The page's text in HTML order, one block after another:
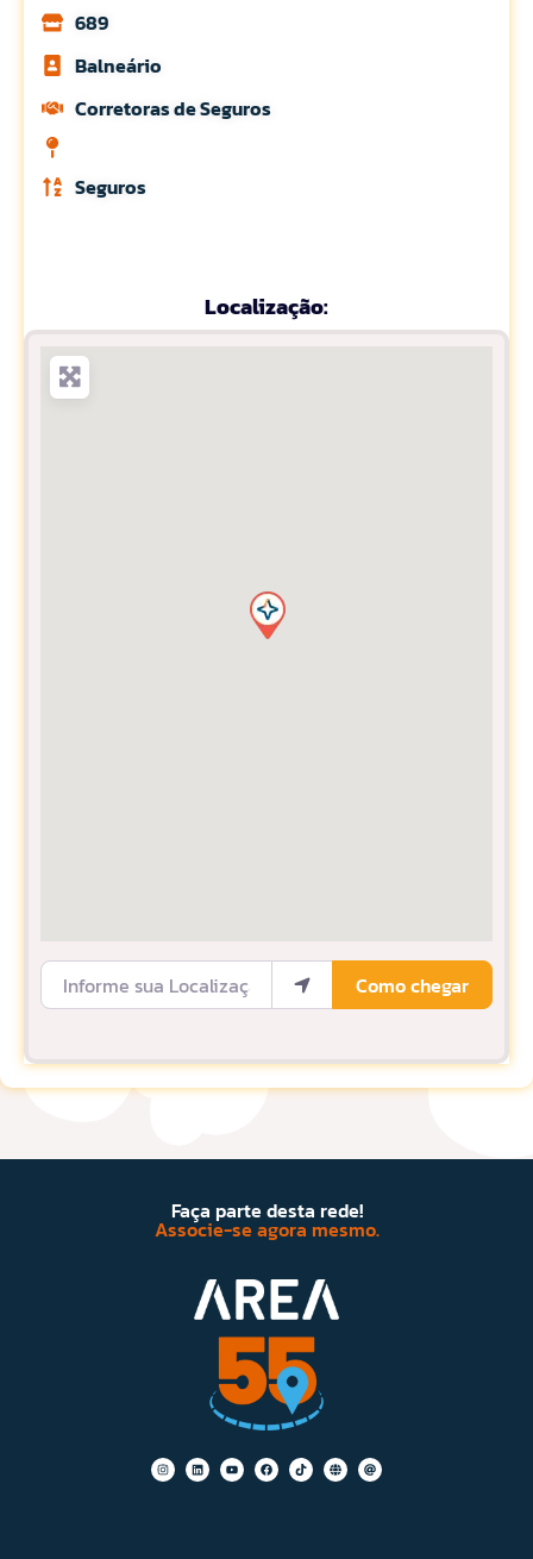
689
Balneário
Corretoras de Seguros
Seguros
Localização:
Informe sua Localização
Como chegar
Faça parte desta rede!
Associe-se agora mesmo.